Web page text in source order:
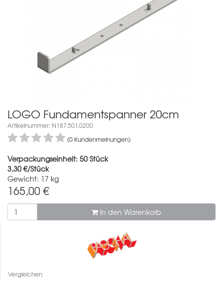
LOGO Fundamentspanner 20cm
Artikelnummer: N187.501.0200
(0 Kundenmeinungen)
Verpackungseinheit: 50 Stück
3,30 €/Stück
Gewicht: 17 kg
165,00 €
In den Warenkorb
Vergleichen